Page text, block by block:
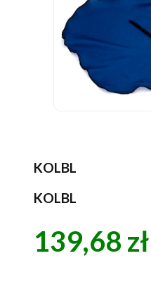
KOLBL
KOLBL
Cena
139,68 zł